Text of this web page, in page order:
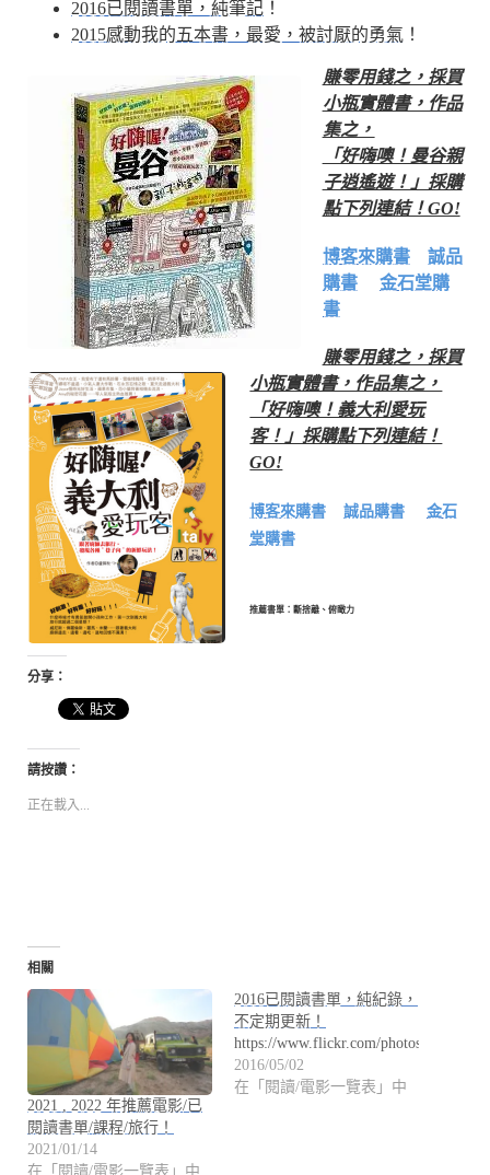
2016已閱讀書單，純筆記 ！
2015感動我的五本書，最愛，被討厭的勇氣 ！
賺零用錢之，採買
小瓶實體書，作品
集之，
「好嗨噢！曼谷親
子逍遙遊！」採購
點下列連結！GO!
博客來購書
誠品
購書
金石堂購
書
賺零用錢之，採買
小瓶實體書，作品集之，
「好嗨噢！義大利愛玩
客！」採購點下列連結！
GO!
博客來購書 誠品購書
金石
堂購書
推薦書單：斷捨離、俯瞰力
分享：
請按讚：
正在載入...
相關
2021 , 2022 年推薦電影/已
閱讀書單/課程/旅行！
2021/01/14
在「閱讀/電影一覽表」中
2016已閱讀書單，純紀錄，
不定期更新！
https://www.flickr.com/photos/
2016/05/02
在「閱讀/電影一覽表」中